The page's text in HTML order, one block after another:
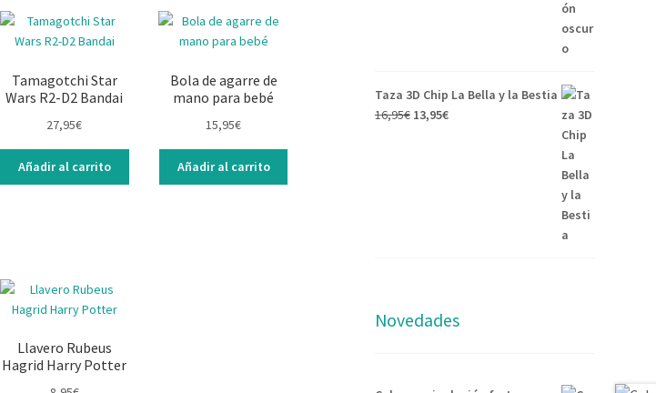
Tamagotchi Star
Wars R2-D2 Bandai
27,95€
Añadir al carrito
Bola de agarre de
mano para bebé
15,95€
Añadir al carrito
Llavero Rubeus
Hagrid Harry Potter
Taza 3D Chip La Bella y la Bestia
16,95€ 13,95€
Novedades